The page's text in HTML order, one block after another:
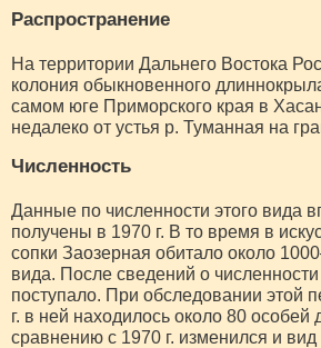
Распространение
На территории Дальнего Востока
колония обыкновенного
самом юге Приморского края в
недалеко от устья р. Туманная на
Численность
Данные по численности этого вида
получены в 1970 г. В то время в
сопки Заозерная обитало около
вида. После сведений о
поступало. При обследовании этой
г. в ней находилось около 80
сравнению с 1970 г. изменился и